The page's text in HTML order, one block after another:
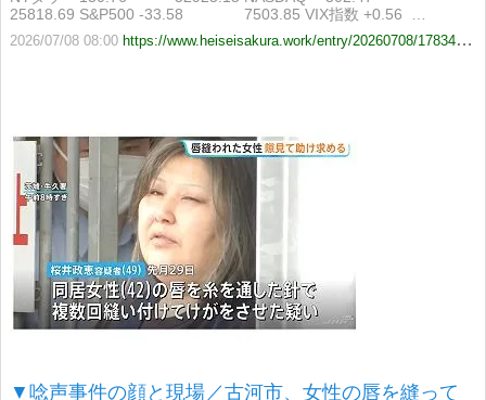
25818.69 S&P500 -33.58 7503.85 VIX指数 +0.56 …
2026/07/08 08:00 https://www.heiseisakura.work/entry/20260708/1783465200
▼唸声事件の顔と現場／古河市、女性の唇を縫って